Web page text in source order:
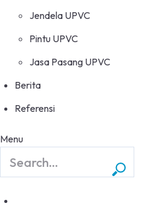
Jendela UPVC
Pintu UPVC
Jasa Pasang UPVC
Berita
Referensi
Menu